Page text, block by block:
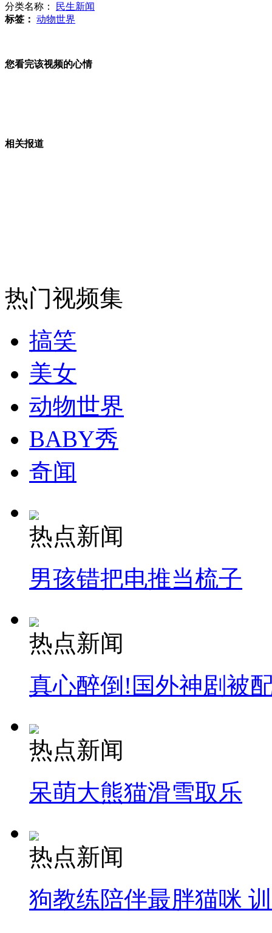
近距离可见光土星飓风照片曝光
凯特王妃独自造访儿童临终关怀院
外交部：有关国家言论片面不公正
安徽一实载49人客车翻车
消防员救轻生者
纽约上演“枕头大战”
司机酒驾遇交警 急速倒车逃窜
分类名称：
民生新闻
标签： 动物世界
您看完该视频的心情
相关报道
热门视频集
搞笑
美女
动物世界
BABY秀
奇闻
热点新闻
男孩错把电推当梳子
热点新闻
真心醉倒!国外神剧被
热点新闻
呆萌大熊猫滑雪取乐
热点新闻
狗教练陪伴最胖猫咪